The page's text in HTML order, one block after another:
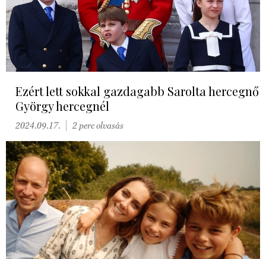
Ezért lett sokkal gazdagabb Sarolta hercegnő
György hercegnél
2024.09.17. 2 perc olvasás